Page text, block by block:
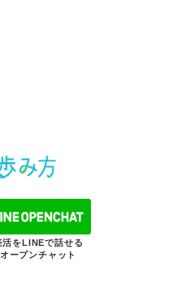
活をLINEで話せる
オープンチャット